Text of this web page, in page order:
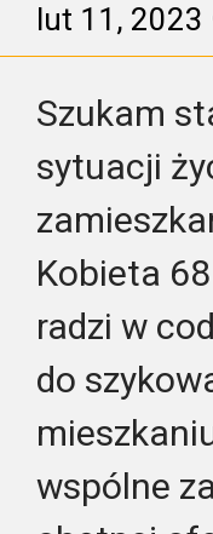
lut 11, 2023
Szukam
sytuacji
Kobieta
radzi w
do
wspólne